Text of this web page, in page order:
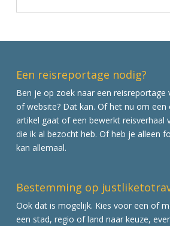
Een reisreportage nodig?
Ben je op zoek naar een
of website? Dat kan. Of het nu om een
artikel gaat of een bewerkt reisverhaal
die ik al bezocht heb. Of heb je alleen
kan allemaal.
Bestemming op
Ook dat is mogelijk. Kies voor een of
een stad, regio of land naar keuze,